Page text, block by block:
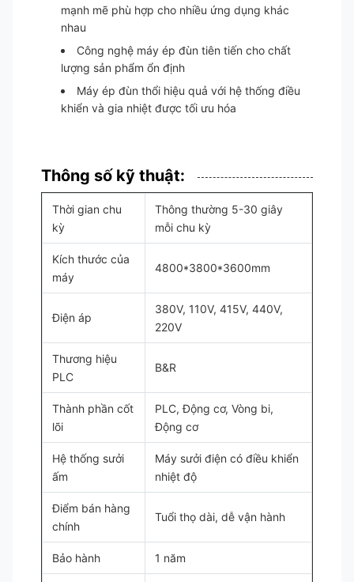
mạnh mẽ phù hợp cho nhiều ứng dụng khác
nhau
Công nghệ máy ép đùn tiên tiến cho chất
lượng sản phẩm ổn định
Máy ép đùn thổi hiệu quả với hệ thống điều
khiển và gia nhiệt được tối ưu hóa
Thông số kỹ thuật:
Thời gian chu
kỳ
Thông thường 5-30 giây
mỗi chu kỳ
Kích thước của
máy
4800*3800*3600mm
Điện áp
380V, 110V, 415V, 440V,
220V
Thương hiệu
PLC
B&R
Thành phần cốt
lõi
PLC, Động cơ, Vòng bi,
Động cơ
Hệ thống sưởi
ấm
Máy sưởi điện có điều khiển
nhiệt độ
Điểm bán hàng
chính
Tuổi thọ dài, dễ vận hành
Bảo hành 1 năm